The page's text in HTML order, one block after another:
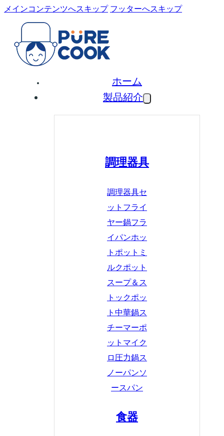
メインコンテンツへスキップ フッターへスキップ
ホーム
製品紹介
調理器具
調理器具セ
ット フライ
ヤー鍋フラ
イパンホッ
トポット ミ
ルクポット
スープ＆ス
トックポッ
ト 中華鍋ス
チーマーポ
ット マイク
ロ圧力鍋ス
ノーパンソ
ースパン
食器